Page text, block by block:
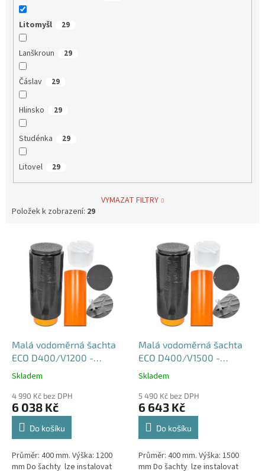
Litomyšl 29
Lanškroun 29
Čáslav 29
Hlinsko 29
Studénka 29
Litovel 29
VYMAZAT FILTRY
Položek k zobrazení: 29
Malá vodoměrná šachta
ECO D400/V1200 -
samonosná
Průměrné
produktu
je
4,5
hvězdiček.
Skladem
4 990 Kč bez DPH
6 038 Kč
Do košíku
Průměr: 400 mm. Výška: 1200
mm Do šachty lze instalovat
Malá vodoměrná šachta
ECO D400/V1500 -
samonosná
Průměrné
produktu
je
4,6
hvězdiček.
Skladem
5 490 Kč bez DPH
6 643 Kč
Do košíku
Průměr: 400 mm. Výška: 1500
mm Do šachty lze instalovat